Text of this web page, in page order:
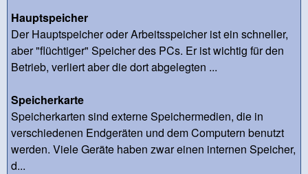
Hauptspeicher
Der Hauptspeicher oder Arbeitsspeicher ist ein schneller,
aber "flüchtiger" Speicher des PCs. Er ist wichtig für den
Betrieb, verliert aber die dort abgelegten ...
Speicherkarte
Speicherkarten sind externe Speichermedien, die in
verschiedenen Endgeräten und dem Computern benutzt
werden. Viele Geräte haben zwar einen internen Speicher,
d...